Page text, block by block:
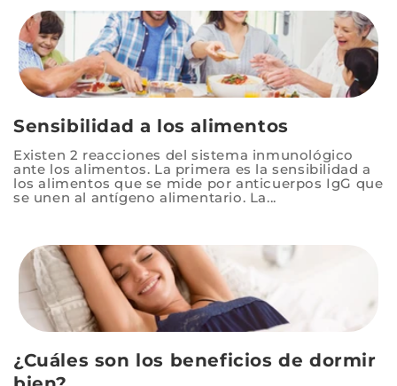
Sensibilidad a los alimentos
Existen 2 reacciones del sistema inmunológico
ante los alimentos. La primera es la sensibilidad a
los alimentos que se mide por anticuerpos IgG que
se unen al antígeno alimentario. La...
¿Cuáles son los beneficios de dormir